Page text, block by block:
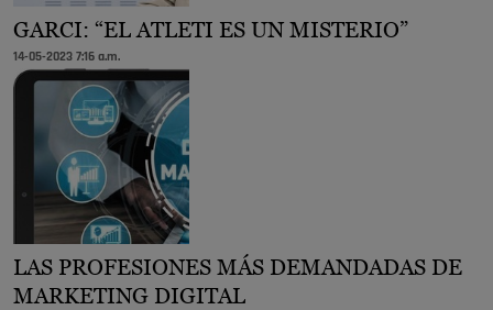
GARCI: “EL ATLETI ES UN MISTERIO”
14-05-2023 7:16 a.m.
LAS PROFESIONES MÁS DEMANDADAS DE
MARKETING DIGITAL